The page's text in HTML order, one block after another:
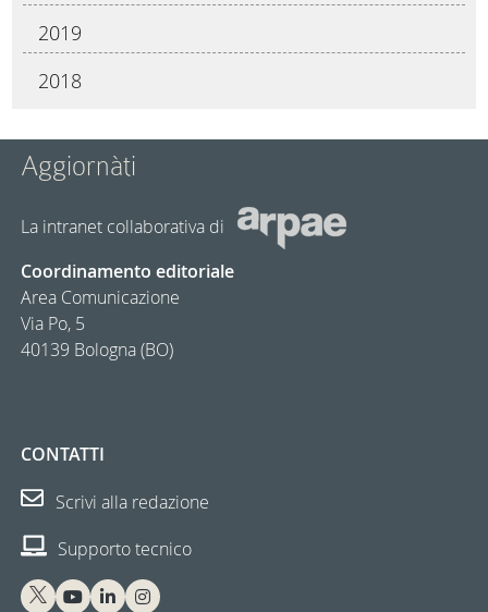
2019
2018
Aggiornàti
La intranet collaborativa di
Coordinamento editoriale
Area Comunicazione
Via Po, 5
40139 Bologna (BO)
CONTATTI
Scrivi alla redazione
Supporto tecnico